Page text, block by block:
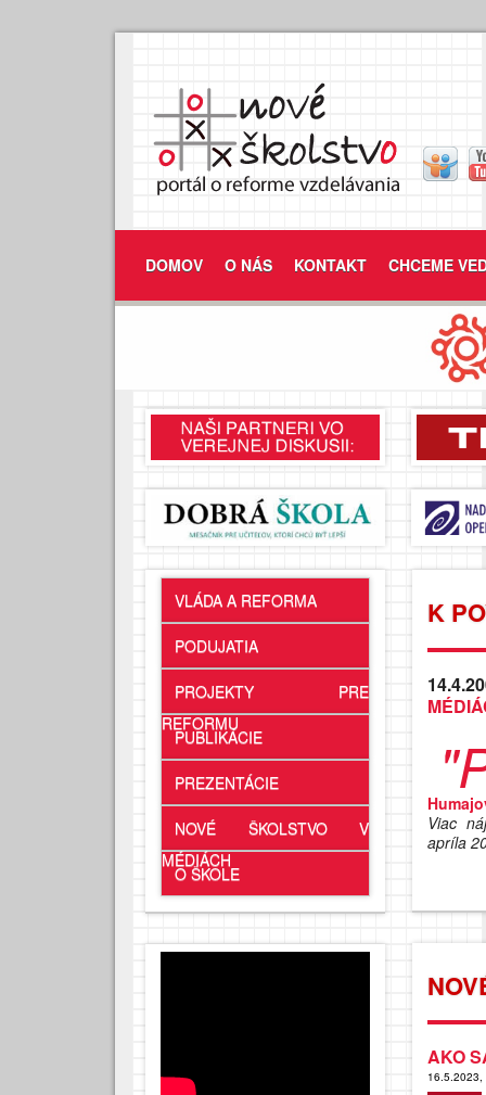
DOMOV O NÁS KONTAKT CHCEME
VLÁDA A REFORMA
PODUJATIA
PROJEKTY PRE
REFORMU
PUBLIKÁCIE
PREZENTÁCIE
NOVÉ ŠKOLSTVO V
MÉDIÁCH
O ŠKOLE
K
Viac
apríla
AKO
16.5.2023,